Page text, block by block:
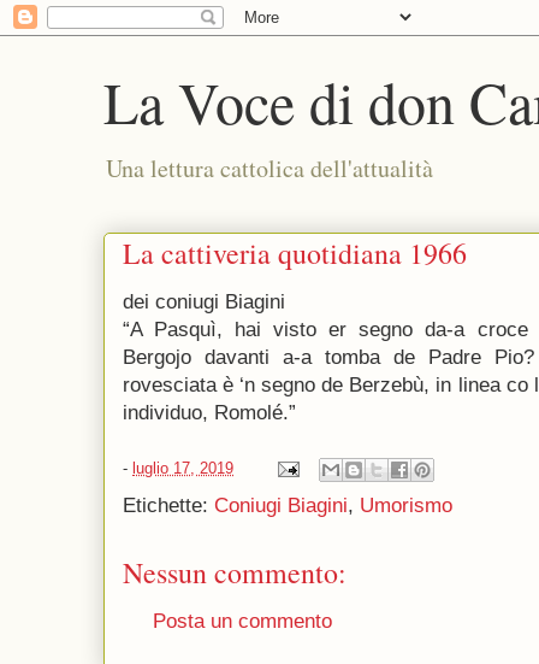
La Voce di don
Una lettura cattolica dell'attualità
La cattiveria quotidiana 1966
dei coniugi Biagini
“A Pasquì, hai visto er segno da-a croce
Bergojo davanti a-a tomba de Padre
rovesciata è ‘n segno de Berzebù, in linea co
individuo, Romolé.”
- luglio 17, 2019
Etichette: Coniugi Biagini, Umorismo
Nessun commento:
Posta un commento